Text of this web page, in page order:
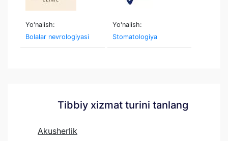
Yo'nalish:
Bolalar nevrologiyasi
Yo'nalish:
Stomatologiya
Tibbiy xizmat turini tanlang
Akusherlik